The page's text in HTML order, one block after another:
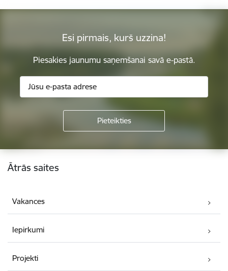
Esi pirmais, kurš uzzina!
Piesakies jaunumu saņemšanai savā e-pastā.
Kājene
Ātrās saites
Vakances
Iepirkumi
Projekti